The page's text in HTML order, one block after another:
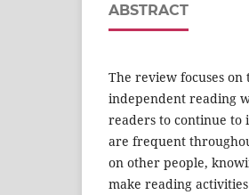
ABSTRACT
The review focuses
independent reading
readers to continue to
are frequent
on other people,
make reading